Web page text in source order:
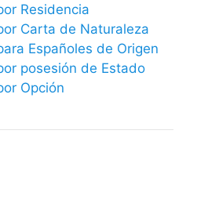
Residencia
Carta de Naturaleza
Españoles de Origen
posesión de Estado
Opción